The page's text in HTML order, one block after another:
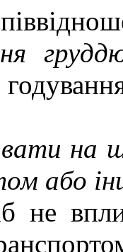
на
або
не